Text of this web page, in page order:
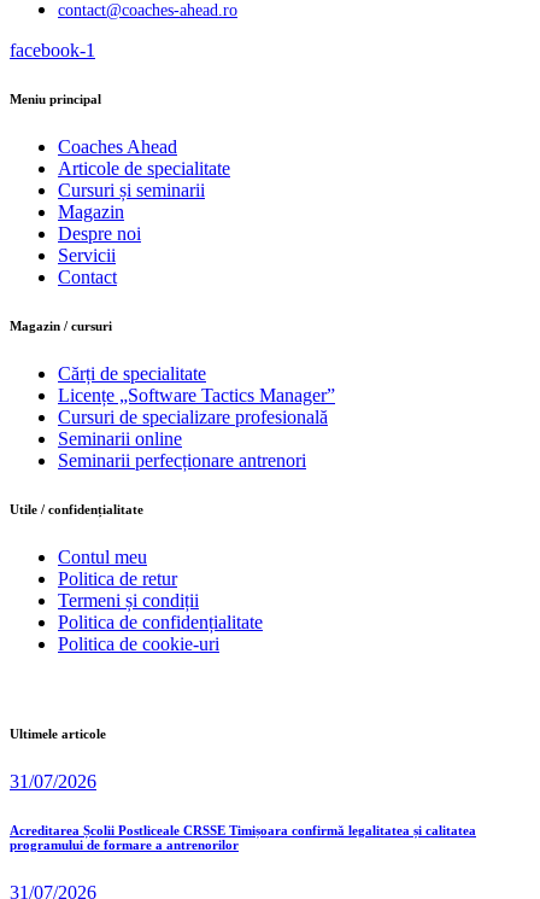
contact@coaches-ahead.ro
facebook-1
Meniu principal
Coaches Ahead
Articole de specialitate
Cursuri și seminarii
Magazin
Despre noi
Servicii
Contact
Magazin / cursuri
Cărți de specialitate
Licențe „Software Tactics Manager”
Cursuri de specializare profesională
Seminarii online
Seminarii perfecționare antrenori
Utile / confidențialitate
Contul meu
Politica de retur
Termeni și condiții
Politica de confidențialitate
Politica de cookie-uri
Ultimele articole
31/07/2026
Acreditarea Școlii Postliceale CRSSE Timișoara confirmă legalitatea și calitatea
programului de formare a antrenorilor
31/07/2026